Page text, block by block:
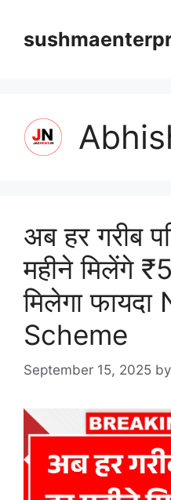
content
अब हर गरीब
महीने मिलेंगे
मिलेगा
Scheme
September 15, 2025 by